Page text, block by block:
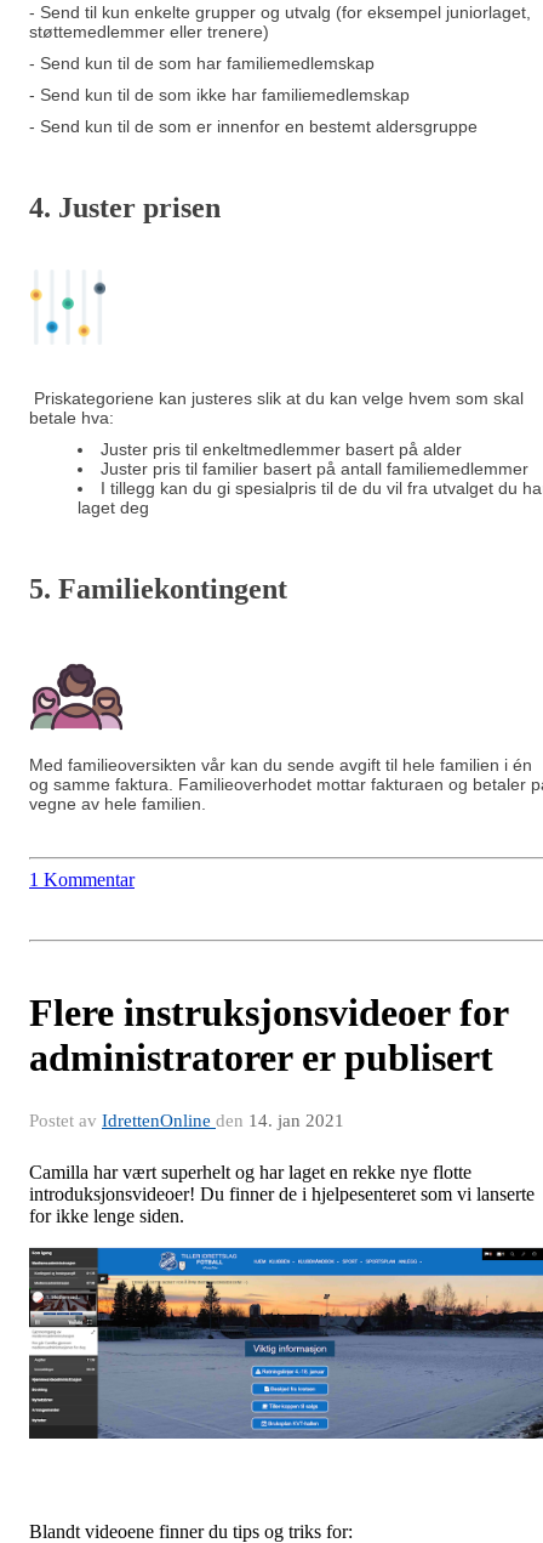
- Send til kun enkelte grupper og utvalg (for eksempel juniorlaget,
støttemedlemmer eller trenere)
- Send kun til de som har familiemedlemskap
- Send kun til de som ikke har familiemedlemskap
- Send kun til de som er innenfor en bestemt aldersgruppe
4. Juster prisen
Priskategoriene kan justeres slik at du kan velge hvem som skal
betale hva:
Juster pris til enkeltmedlemmer basert på alder
Juster pris til familier basert på antall familiemedlemmer
I tillegg kan du gi spesialpris til de du vil fra utvalget du
laget deg
5. Familiekontingent
Med familieoversikten vår kan du sende avgift til hele familien i én
og samme faktura. Familieoverhodet mottar fakturaen og betaler
vegne av hele familien.
1 Kommentar
Flere instruksjonsvideoer for
administratorer er publisert
Postet av IdrettenOnline den 14. jan 2021
Camilla har vært superhelt og har laget en rekke nye flotte
introduksjonsvideoer! Du finner de i hjelpesenteret som vi lanserte
for ikke lenge siden.
Blandt videoene finner du tips og triks for: